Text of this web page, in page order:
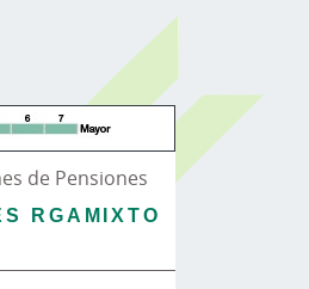
de Pensiones
RGAMIXTO